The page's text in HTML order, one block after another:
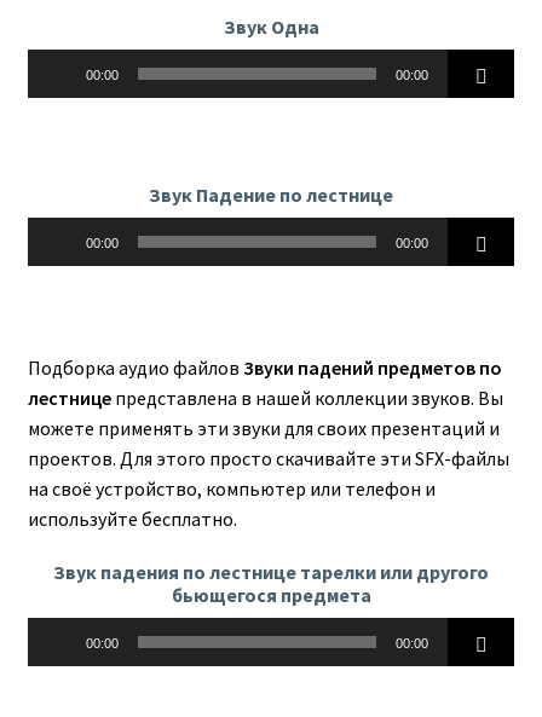
Звук Одна
00:00 00:00
Звук Падение по лестнице
00:00 00:00
Подборка аудио файлов Звуки падений предметов по
лестницепредставлена в нашей коллекции звуков. Вы
можете применять эти звуки для своих презентаций и
проектов. Для этого просто скачивайте эти SFX-файлы
на своё устройство, компьютер или телефон и
используйте бесплатно.
Звук падения по лестнице тарелки или другого
бьющегося предмета
00:00 00:00